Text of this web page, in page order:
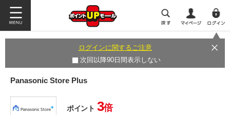
ログインに関するご注意
次回以降90日間表示しない
Panasonic Store Plus
ポイント 3倍